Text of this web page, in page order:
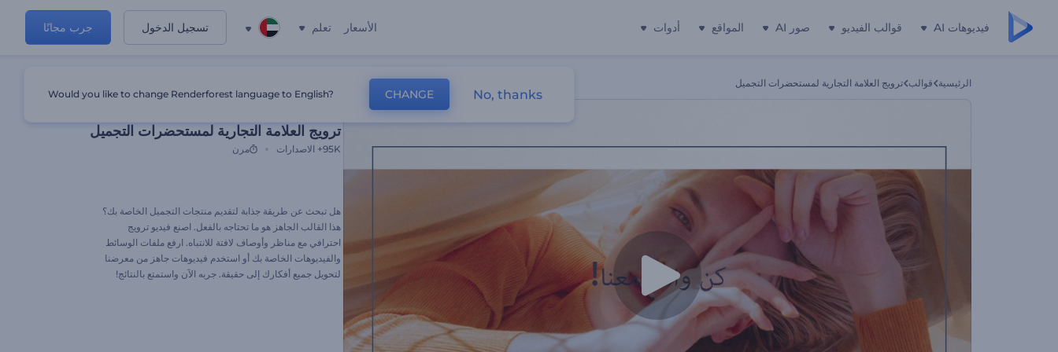
فيديوهات AI قوالب الفيديو صور AI المواقع أدوات الأسعار تعلم تسجيل الدخول جرب مجانًا
الرئيسية قوالب ترويج العلامة التجارية لمستحضرات التجميل
ترويج العلامة التجارية لمستحضرات التجميل
95K+ الاصدارات مرن
هل تبحث عن طريقة جذابة لتقديم منتجات التجميل الخاصة بك؟
هذا القالب الجاهز هو ما تحتاجه بالفعل. اصنع فيديو ترويج
احترافي مع مناظر وأوصاف لافتة للانتباه. ارفع ملفات الوسائط
والفيديوهات الخاصة بك أو استخدم فيديوهات جاهز من معرضنا
لتحويل جميع أفكارك إلى حقيقة. جربه الآن واستمتع بالنتائج!
Would you like to change Renderforest language to English? CHANGE No, thanks